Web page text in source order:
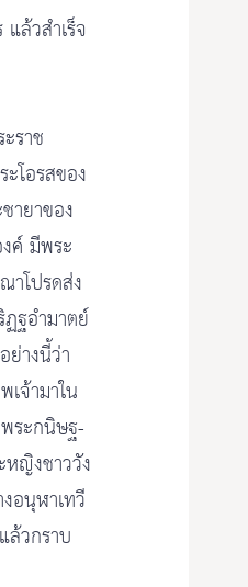
ล้วสำเร็จ
ราช
โอรสของ
ายาของ
ค์ มีพระ
าโปรดส่ง
ฐอำมาตย์
ย่างนี้ว่า
จ้ามาใน
ระกนิษฐ-
ญิงชาววัง
อนุฬาเทวี
วกราบ